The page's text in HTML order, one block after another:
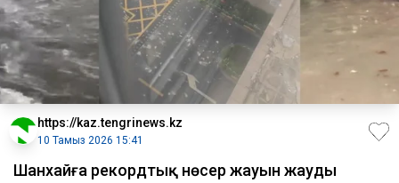
https://kaz.tengrinews.kz
10 Тамыз 2026 15:41
Шанхайға рекордтық нөсер жауын жауды